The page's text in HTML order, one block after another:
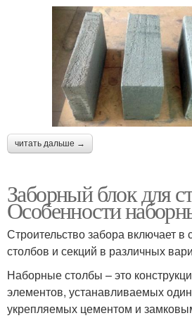
читать дальше →
Заборный блок для
Особенности
Строительство забора включает
столбов и секций в различных
Наборные столбы – это
элементов, устанавливаемых
укрепляемых цементом и